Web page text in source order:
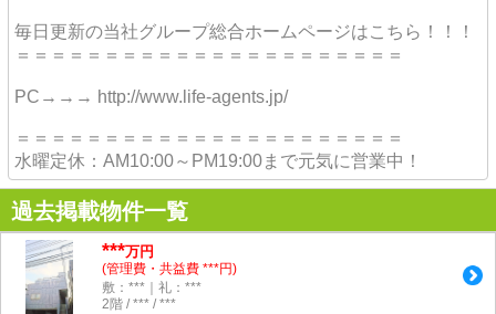
毎日更新の当社グループ総合ホームページはこちら！！！
＝＝＝＝＝＝＝＝＝＝＝＝＝＝＝＝＝＝＝＝＝＝
PC→→→ http://www.life-agents.jp/
＝＝＝＝＝＝＝＝＝＝＝＝＝＝＝＝＝＝＝＝＝＝
水曜定休：AM10:00～PM19:00まで元気に営業中！
過去掲載物件一覧
***万円
(管理費・共益費 ***円)
敷：***｜礼：***
2階 / *** / ***